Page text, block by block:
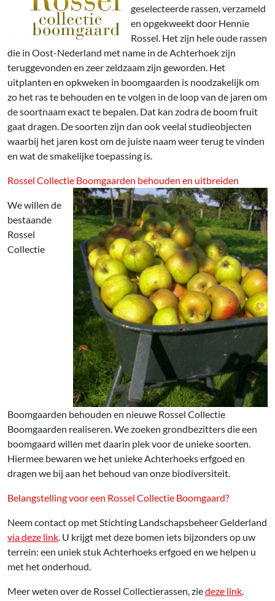
geselecteerde rassen, verzameld
en opgekweekt door Hennie
Rossel. Het zijn hele oude rassen
die in Oost-Nederland met name in de Achterhoek zijn
teruggevonden en zeer zeldzaam zijn geworden. Het
uitplanten en opkweken in boomgaarden is noodzakelijk om
zo het ras te behouden en te volgen in de loop van de jaren om
de soortnaam exact te bepalen. Dat kan zodra de boom fruit
gaat dragen. De soorten zijn dan ook veelal studieobjecten
waarbij het jaren kost om de juiste naam weer terug te vinden
en wat de smakelijke toepassing is.
Rossel Collectie Boomgaarden behouden en uitbreiden
We willen de
bestaande
Rossel
Collectie
Boomgaarden behouden en nieuwe Rossel Collectie
Boomgaarden realiseren. We zoeken grondbezitters die een
boomgaard willen met daarin plek voor de unieke soorten.
Hiermee bewaren we het unieke Achterhoeks erfgoed en
dragen we bij aan het behoud van onze biodiversiteit.
Belangstelling voor een Rossel Collectie Boomgaard?
Neem contact op met Stichting Landschapsbeheer Gelderland
via deze link. U krijgt met deze bomen iets bijzonders op uw
terrein: een uniek stuk Achterhoeks erfgoed en we helpen u
met het onderhoud.
Meer weten over de Rossel Collectierassen, ziedeze link.